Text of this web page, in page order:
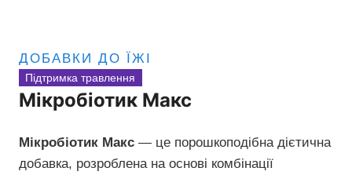
ДОБАВКИ ДО ЇЖІ
Підтримка травлення
Мікробіотик Макс
Мікробіотик Макс — це порошкоподібна дієтична
добавка, розроблена на основі комбінації